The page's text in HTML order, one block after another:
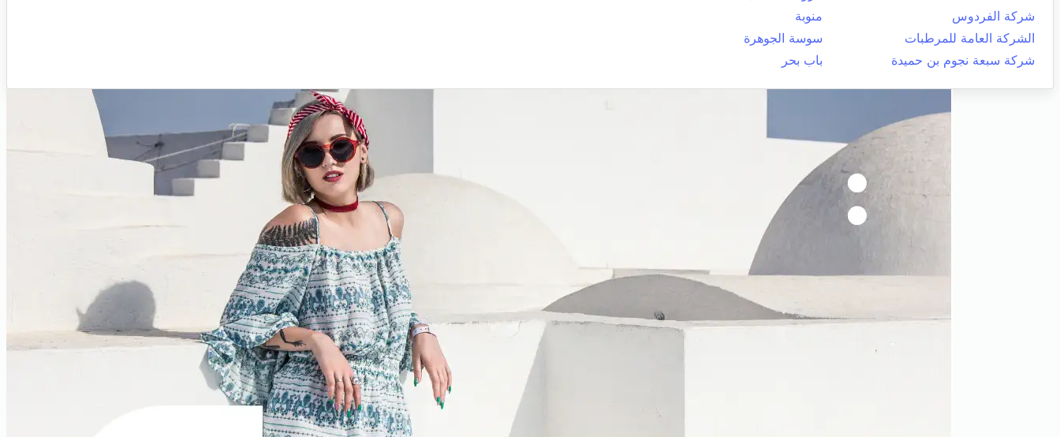
شركة الفردوس
منوبة
الشركة العامة للمرطبات
سوسة الجوهرة
شركة سبعة نجوم بن حميدة
باب بحر